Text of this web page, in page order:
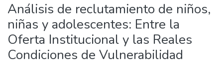
Análisis de reclutamiento de niños,
niñas y adolescentes: Entre la
Oferta Institucional y las Reales
Condiciones de Vulnerabilidad